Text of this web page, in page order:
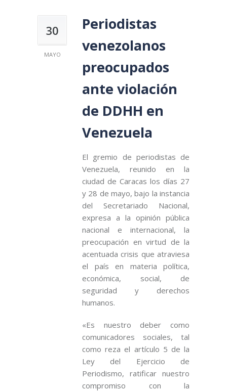
30
MAYO
Periodistas
venezolanos
preocupados
ante violación
de DDHH en
Venezuela
El gremio de periodistas de
Venezuela, reunido en la
ciudad de Caracas los días 27
y 28 de mayo, bajo la instancia
del Secretariado Nacional,
expresa a la opinión pública
nacional e internacional, la
preocupación en virtud de la
acentuada crisis que atraviesa
el país en materia política,
económica, social, de
seguridad y derechos
humanos.
«Es nuestro deber como
comunicadores sociales, tal
como reza el artículo 5 de la
Ley del Ejercicio de
Periodismo, ratificar nuestro
compromiso con la